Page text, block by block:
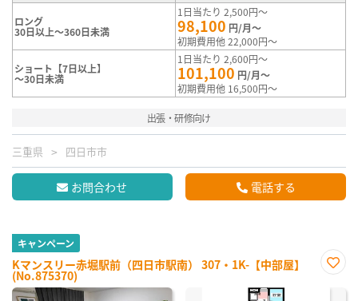
ロング
30日以上～360日未満
1日当たり 2,500円～
98,100 円/月～
初期費用他 22,000円～
ショート【7日以上】
～30日未満
1日当たり 2,600円～
101,100 円/月～
初期費用他 16,500円～
出張・研修向け
三重県 四日市市
お問合わせ 電話する
キャンペーン
Kマンスリー赤堀駅前（四日市駅南） 307・1K-【中部屋】
(No.875370)
に入